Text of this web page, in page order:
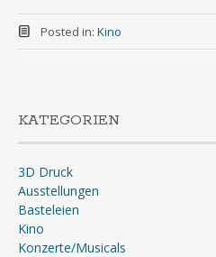
Posted in: Kino
KATEGORIEN
3D Druck
Ausstellungen
Basteleien
Kino
Konzerte/Musicals